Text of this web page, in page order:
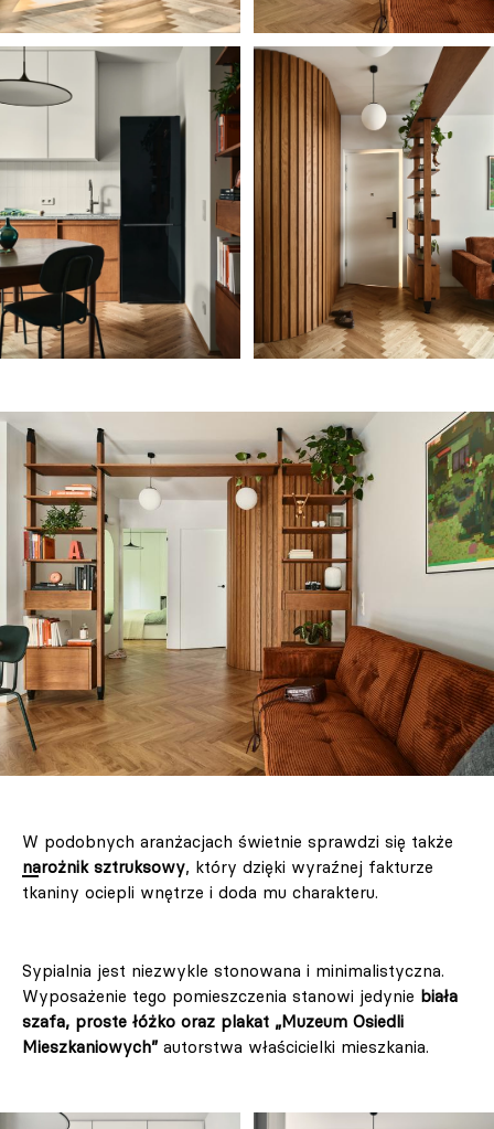
W podobnych aranżacjach świetnie sprawdzi się także
narożnik sztruksowy, który dzięki wyraźnej fakturze
tkaniny ociepli wnętrze i doda mu charakteru.
Sypialnia jest niezwykle stonowana i minimalistyczna.
Wyposażenie tego pomieszczenia stanowi jedynie biała
szafa, proste łóżko oraz plakat „Muzeum Osiedli
Mieszkaniowych” autorstwa właścicielki mieszkania.